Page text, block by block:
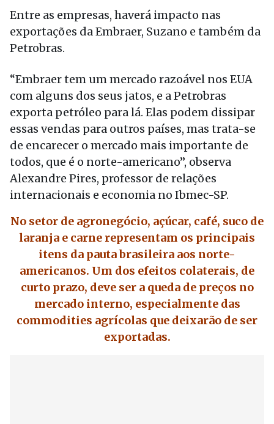
Entre as empresas, haverá impacto nas
exportações da Embraer, Suzano e também da
Petrobras.
“Embraer tem um mercado razoável nos EUA
com alguns dos seus jatos, e a Petrobras
exporta petróleo para lá. Elas podem dissipar
essas vendas para outros países, mas trata-se
de encarecer o mercado mais importante de
todos, que é o norte-americano”, observa
Alexandre Pires, professor de relações
internacionais e economia no Ibmec-SP.
No setor de agronegócio, açúcar, café, suco de
laranja e carne representam os principais
itens da pauta brasileira aos norte-
americanos. Um dos efeitos colaterais, de
curto prazo, deve ser a queda de preços no
mercado interno, especialmente das
commodities agrícolas que deixarão de ser
exportadas.